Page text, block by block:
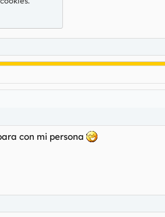
con mi persona